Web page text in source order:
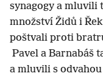
synagogy a mluvili
množství Židů i
poštvali proti
Pavel a Barnabáš
a mluvili s